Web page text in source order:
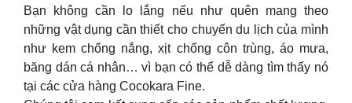
Bạn không cần lo lắng nếu như quên mang theo
những vật dụng cần thiết cho chuyến du lịch của mình
như kem chống nắng, xịt chống côn trùng, áo mưa,
băng dán cá nhân… vì bạn có thể dễ dàng tìm thấy nó
tại các cửa hàng Cocokara Fine.